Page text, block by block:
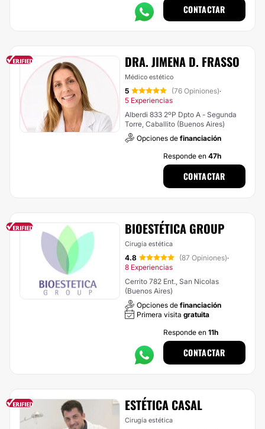
CONTACTAR
DRA. JIMENA D. FRASSO
Médico estético
5 (76 Opiniones)·
5 Experiencias
Alberdi 833 2ºP Dpto A - Segunda
Torre, Caballito (Buenos Aires)
Opciones de financiación
Responde en 47h
CONTACTAR
BIOESTÉTICA GROUP
Cirugía estética
4.8 (87 Opiniones)·
8 Experiencias
Cerrito 782 Ent., San Nicolas
(Buenos Aires)
Opciones de financiación
Primera visita gratuita
Responde en 11h
CONTACTAR
ESTÉTICA CASAL
Cirugía estética